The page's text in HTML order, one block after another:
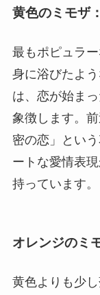
黄色のミモザ
最もポピュラ
身に浴びたよ
は、恋が始ま
象徴します。
密の恋」とい
ートな愛情表
持っています。
オレンジのミ
黄色よりも少